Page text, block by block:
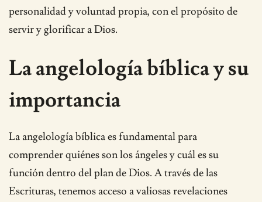
personalidad y voluntad propia, con el propósito de
servir y glorificar a Dios.
La angelología bíblica y su
importancia
La angelología bíblica es fundamental para
comprender quiénes son los ángeles y cuál es su
función dentro del plan de Dios. A través de las
Escrituras, tenemos acceso a valiosas revelaciones